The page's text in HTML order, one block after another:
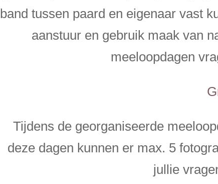
band tussen paard en eigenaar vast
aanstuur en gebruik maak van
meeloopdagen
Tijdens de georganiseerde
deze dagen kunnen er max. 5
jullie